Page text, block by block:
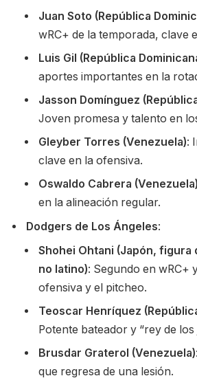
Juan Soto (República
wRC+ de la temporada, clave
Luis Gil (República
aportes importantes en la
Jasson Domínguez
Joven promesa y talento en
Gleyber Torres (Venezuela):
clave en la ofensiva.
Oswaldo Cabrera (Venezuela)
en la alineación regular.
Dodgers de Los Ángeles:
Shohei Ohtani (Japón, figura
no latino): Segundo en wRC+
ofensiva y el pitcheo.
Teoscar Henríquez
Potente bateador y “rey de los
Brusdar Graterol (Venezuela)
que regresa de una lesión.